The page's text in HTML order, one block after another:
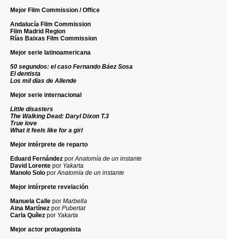
Mejor Film Commission / Office
Andalucía Film Commission
Film Madrid Region
Rías Baixas Film Commission
Mejor serie latinoamericana
50 segundos: el caso Fernando Báez Sosa
El dentista
Los mil días de Allende
Mejor serie internacional
Little disasters
The Walking Dead: Daryl Dixon T.3
True love
What it feels like for a girl
Mejor intérprete de reparto
Eduard Fernández por Anatomía de un instante
David Lorente por Yakarta
Manolo Solo por Anatomía de un instante
Mejor intérprete revelación
Manuela Calle por Marbella
Aina Martínez por Pubertat
Carla Quílez por Yakarta
Mejor actor protagonista